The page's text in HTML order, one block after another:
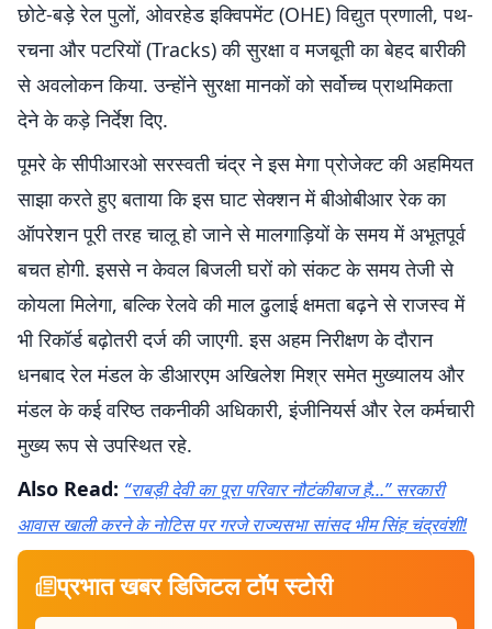
छोटे-बड़े रेल पुलों, ओवरहेड इक्विपमेंट (OHE) विद्युत प्रणाली, पथ-
रचना और पटरियों (Tracks) की सुरक्षा व मजबूती का बेहद बारीकी
से अवलोकन किया. उन्होंने सुरक्षा मानकों को सर्वोच्च प्राथमिकता
देने के कड़े निर्देश दिए.
पूमरे के सीपीआरओ सरस्वती चंद्र ने इस मेगा प्रोजेक्ट की अहमियत
साझा करते हुए बताया कि इस घाट सेक्शन में बीओबीआर रेक का
ऑपरेशन पूरी तरह चालू हो जाने से मालगाड़ियों के समय में अभूतपूर्व
बचत होगी. इससे न केवल बिजली घरों को संकट के समय तेजी से
कोयला मिलेगा, बल्कि रेलवे की माल ढुलाई क्षमता बढ़ने से राजस्व में
भी रिकॉर्ड बढ़ोतरी दर्ज की जाएगी. इस अहम निरीक्षण के दौरान
धनबाद रेल मंडल के डीआरएम अखिलेश मिश्र समेत मुख्यालय और
मंडल के कई वरिष्ठ तकनीकी अधिकारी, इंजीनियर्स और रेल कर्मचारी
मुख्य रूप से उपस्थित रहे.
Also Read: “राबड़ी देवी का पूरा परिवार नौटंकीबाज है…” सरकारी
आवास खाली करने के नोटिस पर गरजे राज्यसभा सांसद भीम सिंह चंद्रवंशी!
प्रभात खबर डिजिटल टॉप स्टोरी